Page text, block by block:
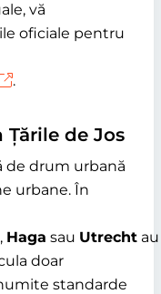
vă
oficiale pentru
.
de Jos
de drum urbană
urbane. În
, Haga sau Utrecht au
doar
standarde